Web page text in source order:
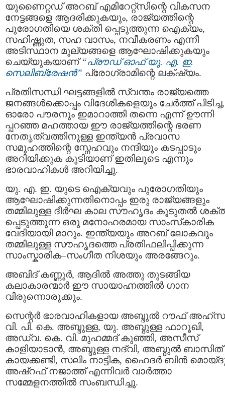
യുണൈറ്റഡ് അറബ് എമിറേറ്റ്സിന്റെ വികസന
നേട്ടങ്ങളെ ആദരിക്കുകയും, രാജ്യത്തിന്റെ
പുരോഗതിയെ ശക്തി പ്പെടുത്തുന്ന ഐക്യം,
സഹിഷ്ണുത, സഹ വാസം, നവീകരണം എന്നീ
അടിസ്ഥാന മൂല്യങ്ങളെ ആഘോഷിക്കുകയും
ചെയ്യുകയാണ്“പ്രൗഡ് ഓഫ് യു. എ. ഇ.
സെലിബ്രേഷൻ” പ്രോഗ്രാമിന്റെ ലക്‌ഷ്യം.
പ്രതിസന്ധി ഘട്ടങ്ങളിൽ സ്വന്തം രാജ്യത്തെ
ജനങ്ങൾക്കൊപ്പം വിദേശികളെയും ചേർത്ത് പിടിച്ച,
ഓരോ പൗരനും ഇമാറാത്തി തന്നെ എന്ന് ഊന്നി
പ്പറഞ്ഞ മഹത്തായ ഈ രാജ്യത്തിന്റെ ഭരണ
നേതൃത്വത്തിനുള്ള ഇന്ത്യൻ പ്രവാസ
സമൂഹത്തിന്റെ സ്നേഹവും നന്ദിയും കടപ്പാടും
അറിയിക്കുക കൂടിയാണ് ഇതിലൂടെ എന്നും
ഭാരവാഹികൾ അറിയിച്ചു.
യു. എ. ഇ. യുടെ ഐക്യവും പുരോഗതിയും
ആഘോഷിക്കുന്നതിനൊപ്പം ഇരു രാജ്യങ്ങളും
തമ്മിലുള്ള ദീർഘ കാല സൗഹൃദം കൂടുതൽ
പ്പെടുത്തുന്ന ഒരു മനോഹരമായ സാംസ്‌കാരിക
വേദിയായി മാറും. ഇന്ത്യയും അറബ് ലോകവും
തമ്മിലുള്ള സൗഹൃദത്തെ പ്രതിഫലിപ്പിക്കുന്ന
സാംസ്കാരിക–സംഗീത നിശയും അരങ്ങേറും.
അബിദ് കണ്ണൂർ, ആദിൽ അത്തു തുടങ്ങിയ
കലാകാരന്മാർ ഈ സായാഹ്നത്തിൽ ഗാന
വിരുന്നൊരുക്കും.
സെന്റർ ഭാരവാഹികളായ അബ്ദുൽ റൗഫ്
വി. പി. കെ. അബ്ദുള്ള, യു. അബ്ദുള്ള ഫാറൂഖി,
അഡ്വ. കെ. വി. മുഹമ്മദ് കുഞ്ഞി, അസീസ്
കാളിയാടാൻ, അബ്ദുള്ള നദ്‌വി, അബ്ദുൽ ബാസിത്
കായക്കണ്ടി, സലിം നാട്ടിക, ഹൈദർ ബിൻ
അഷ്‌റഫ് നജാത്ത് എന്നിവർ വാർത്താ
സമ്മേളനത്തിൽ സംബന്ധിച്ചു.